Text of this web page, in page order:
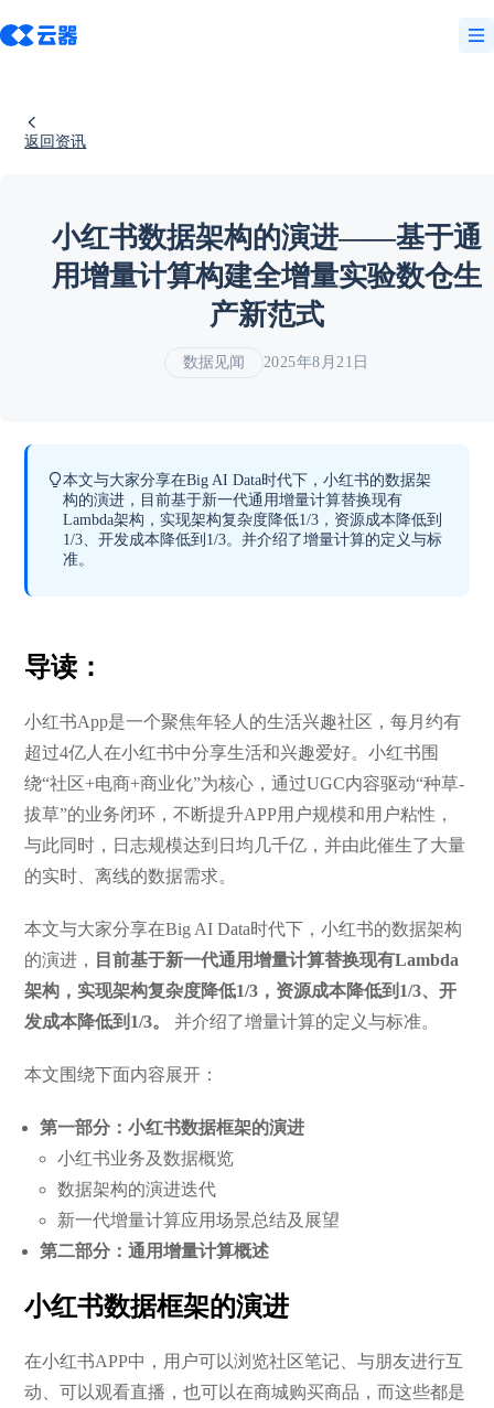
返回资讯
小红书数据架构的演进——基于通
用增量计算构建全增量实验数仓生
产新范式
数据见闻 2025年8月21日
本文与大家分享在Big AI Data时代下，小红书的数据架
构的演进，目前基于新一代通用增量计算替换现有
Lambda架构，实现架构复杂度降低1/3，资源成本降低到
1/3、开发成本降低到1/3。并介绍了增量计算的定义与标
准。
导读：
小红书App是一个聚焦年轻人的生活兴趣社区，每月约有
超过4亿人在小红书中分享生活和兴趣爱好。小红书围
绕“社区+电商+商业化”为核心，通过UGC内容驱动“种草-
拔草”的业务闭环，不断提升APP用户规模和用户粘性，
与此同时，日志规模达到日均几千亿，并由此催生了大量
的实时、离线的数据需求。
本文与大家分享在Big AI Data时代下，小红书的数据架构
的演进，
目前基于新一代通用增量计算替换现有Lambda
架构，实现架构复杂度降低1/3，资源成本降低到1/3、开
发成本降低到1/3。
并介绍了增量计算的定义与标准。
本文围绕下面内容展开：
第一部分：小红书数据框架的演进
小红书业务及数据概览
数据架构的演进迭代
新一代增量计算应用场景总结及展望
第二部分：通用增量计算概述
小红书数据框架的演进
在小红书APP中，用户可以浏览社区笔记、与朋友进行互
动、可以观看直播，也可以在商城购买商品，而这些都是